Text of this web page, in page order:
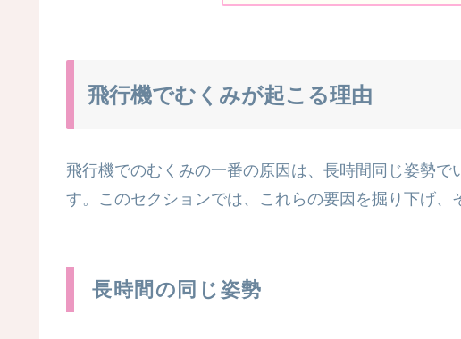
飛行機でむくみが起こる理由
飛行機でのむくみの一番の原因は、長時間同じ姿勢
す。このセクションでは、これらの要因を掘り下げ、
長時間の同じ姿勢